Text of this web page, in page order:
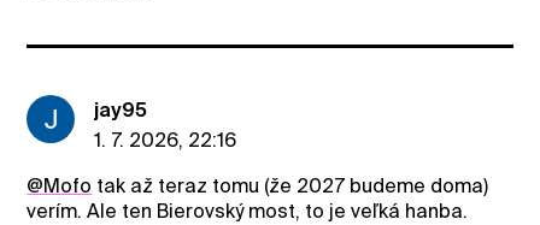
jay95
1. 7. 2026, 22:16
@Mofo tak až teraz tomu (že 2027 budeme doma)
verím. Ale ten Bierovský most, to je veľká hanba.